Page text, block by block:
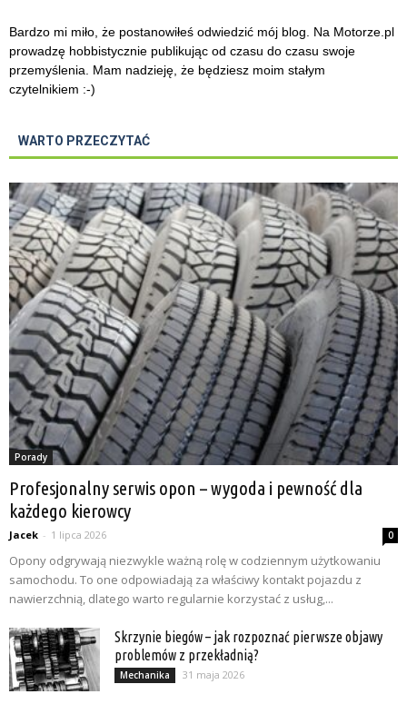
Bardzo mi miło, że postanowiłeś odwiedzić mój blog. Na Motorze.pl
prowadzę hobbistycznie publikując od czasu do czasu swoje
przemyślenia. Mam nadzieję, że będziesz moim stałym
czytelnikiem :-)
WARTO PRZECZYTAĆ
Porady
Profesjonalny serwis opon – wygoda i pewność dla
każdego kierowcy
Jacek - 1 lipca 2026 0
Opony odgrywają niezwykle ważną rolę w codziennym użytkowaniu
samochodu. To one odpowiadają za właściwy kontakt pojazdu z
nawierzchnią, dlatego warto regularnie korzystać z usług,...
Skrzynie biegów – jak rozpoznać pierwsze objawy
problemów z przekładnią?
Mechanika 31 maja 2026